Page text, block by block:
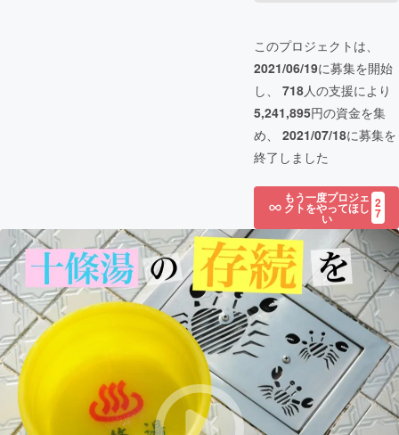
このプロジェクトは、
2021/06/19に募集を開始
し、 718人の支援により
5,241,895円の資金を集
め、 2021/07/18に募集を
終了しました
もう一度プロジェ
クトをやってほし
い
2
7